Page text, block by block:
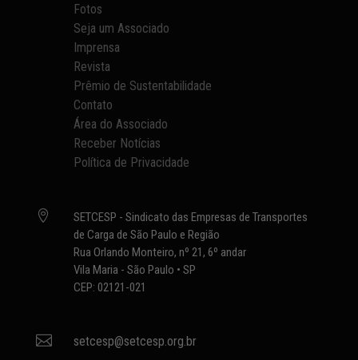
Fotos
Seja um Associado
Imprensa
Revista
Prêmio de Sustentabilidade
Contato
Área do Associado
Receber Notícias
Política de Privacidade

SETCESP - Sindicato das Empresas de Transportes
de Carga de São Paulo e Região
Rua Orlando Monteiro, nº 21, 6º andar
Vila Maria - São Paulo • SP
CEP: 02121-021
 setcesp@setcesp.org.br